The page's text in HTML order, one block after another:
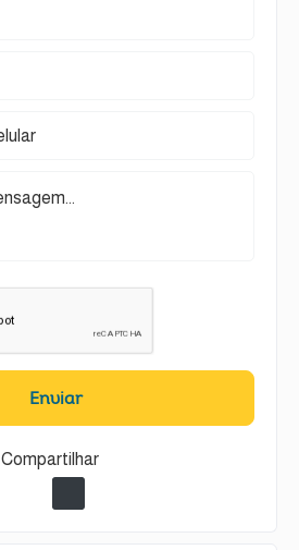
Enviar
Compartilhar